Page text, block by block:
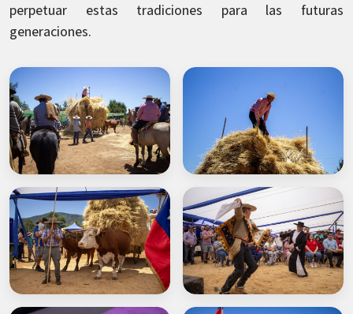
perpetuar estas tradiciones para las futuras
generaciones.